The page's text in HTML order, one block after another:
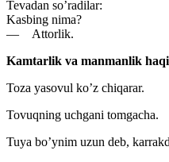
Tevadan so’radilar:
Kasbing nima?
— Attorlik.
Kamtarlik va manmanlik
Toza yasovul ko’z chiqarar.
Tovuqning uchgani tomgacha.
Tuya bo’ynim uzun deb,